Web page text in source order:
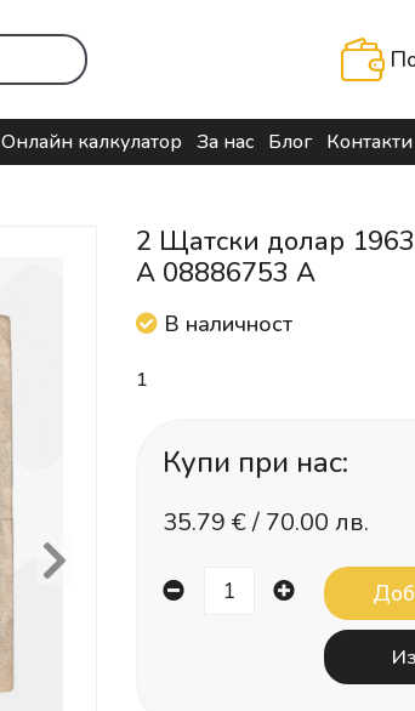
Онлайн калкулатор За нас Блог Контакти
Next
2 Щатски долар
A 08886753 A
В наличност
1
Купи при нас:
35.79 € / 70.00 лв.